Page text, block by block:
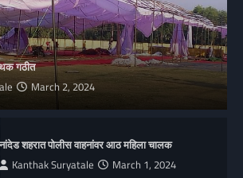
गठीत
March 2, 2024
नांदेड शहरात पोलीस वाहनांवर आठ महिला चालक
Kanthak Suryatale March 1, 2024